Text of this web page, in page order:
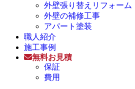
外壁張り替えリフォーム
外壁の補修工事
アパート塗装
職人紹介
施工事例
無料お見積
保証
費用